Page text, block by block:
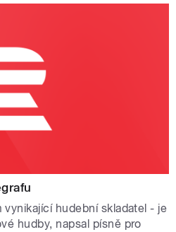
vynikající hudební skladatel - je
hudby, napsal písně pro